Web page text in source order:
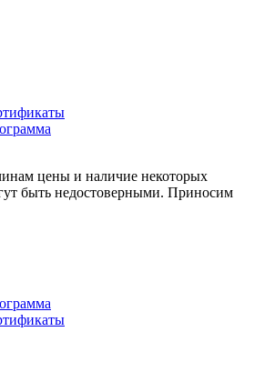
цены и наличие некоторых
быть недостоверными. Приносим